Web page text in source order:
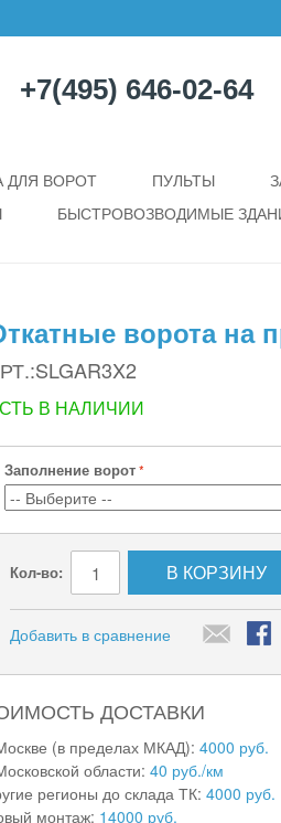
+7(495) 646-02-64
ДЛЯ ВОРОТ ПУЛЬТЫ
БЫСТРОВОЗВОДИМЫЕ
ворота на
В НАЛИЧИИ
Заполнение ворот
Кол-во: В КОРЗИНУ
Добавить в сравнение
ДОСТАВКИ
(в пределах МКАД): 4000 руб.
области: 40 руб./км
регионы до склада ТК: 4000 руб.
монтаж: 14000 руб.